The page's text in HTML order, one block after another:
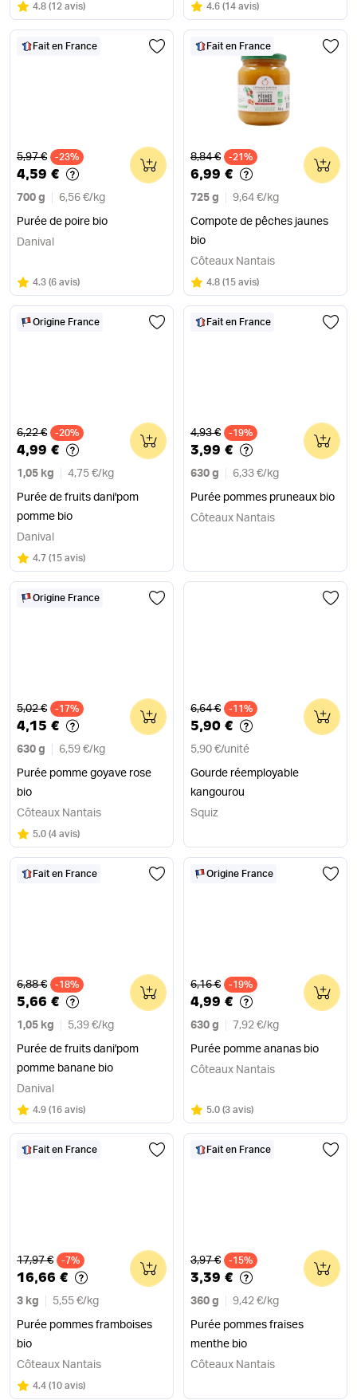
Note
4.8 sur 5
(12 avis) Note
4.6 sur 5
(14 avis)
Fait en France
Ancien prix
5,97 € -23%
4,59 €
700 g 6,56 €/ kg
Purée de poire bio
0
Danival
Note
4.3 sur 5
(6 avis)
Fait en France
Ancien prix
8,84 € -21%
6,99 €
725 g 9,64 €/ kg
Compote de pêches jaunes
bio
0
Côteaux Nantais
Note
4.8 sur 5
(15 avis)
Origine France
Ancien prix
6,22 € -20%
4,99 €
1,05 kg 4,75 €/ kg
Purée de fruits dani'pom
pomme bio
0
Danival
Note
4.7 sur 5
(15 avis)
Fait en France
Ancien prix
4,93 € -19%
3,99 €
630 g 6,33 €/ kg
Purée pommes pruneaux bio
0
Côteaux Nantais
Origine France
Ancien prix
5,02 € -17%
4,15 €
630 g 6,59 €/ kg
Purée pomme goyave rose
bio
0
Côteaux Nantais
Note
5.0 sur 5
(4 avis)
Ancien prix
6,64 € -11%
5,90 €
5,90 €/unité
Gourde réemployable
kangourou
0
Squiz
Fait en France
Ancien prix
6,88 € -18%
5,66 €
1,05 kg 5,39 €/ kg
Purée de fruits dani'pom
pomme banane bio
0
Danival
Note
4.9 sur 5
(16 avis)
Origine France
Ancien prix
6,16 € -19%
4,99 €
630 g 7,92 €/ kg
Purée pomme ananas bio
0
Côteaux Nantais
Note
5.0 sur 5
(3 avis)
Fait en France
Ancien prix
17,97 € -7%
16,66 €
3 kg 5,55 €/ kg
Purée pommes framboises
bio
0
Côteaux Nantais
Note
4.4 sur 5
(10 avis)
Fait en France
Ancien prix
3,97 € -15%
3,39 €
360 g 9,42 €/ kg
Purée pommes fraises
menthe bio
0
Côteaux Nantais